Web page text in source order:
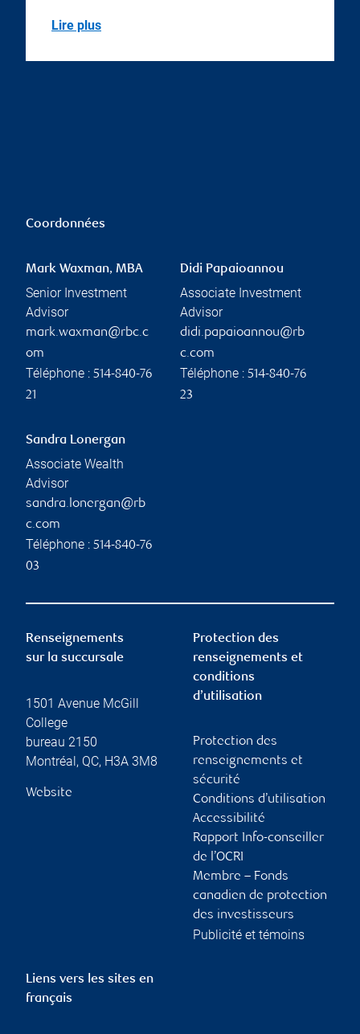
Lire plus
Coordonnées
Mark Waxman, MBA
Senior Investment
Advisor
mark.waxman@rbc.c
om
Téléphone : 514-840-76
21
Didi Papaioannou
Associate Investment
Advisor
didi.papaioannou@rb
c.com
Téléphone : 514-840-76
23
Sandra Lonergan
Associate Wealth
Advisor
sandra.lonergan@rb
c.com
Téléphone : 514-840-76
03
Renseignements
sur la succursale
1501 Avenue McGill
College
bureau 2150
Montréal, QC, H3A 3M8
Website
Protection des
renseignements et
conditions
d’utilisation
Protection des
renseignements et
sécurité
Conditions d’utilisation
Accessibilité
Rapport Info-conseiller
de l’OCRI
Membre – Fonds
canadien de protection
des investisseurs
Publicité et témoins
Liens vers les sites en
français